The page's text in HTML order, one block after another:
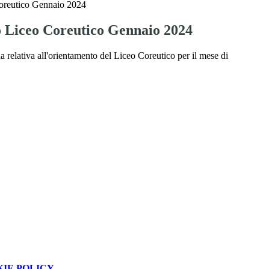
Gennaio 2024
Coreutico Gennaio 2024
relativa all'orientamento del Liceo Coreutico per il mese di